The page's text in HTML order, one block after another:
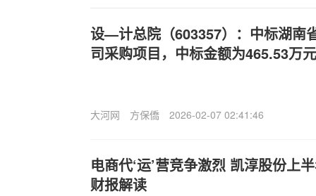
设—计总院（603357）：中标湖南
司采购项目，中标金额为465.53万元
大河网 方保僑 2026-02-07 02:41:46
电商代‘运’营竞争激烈 凯淳股份上
财报解读